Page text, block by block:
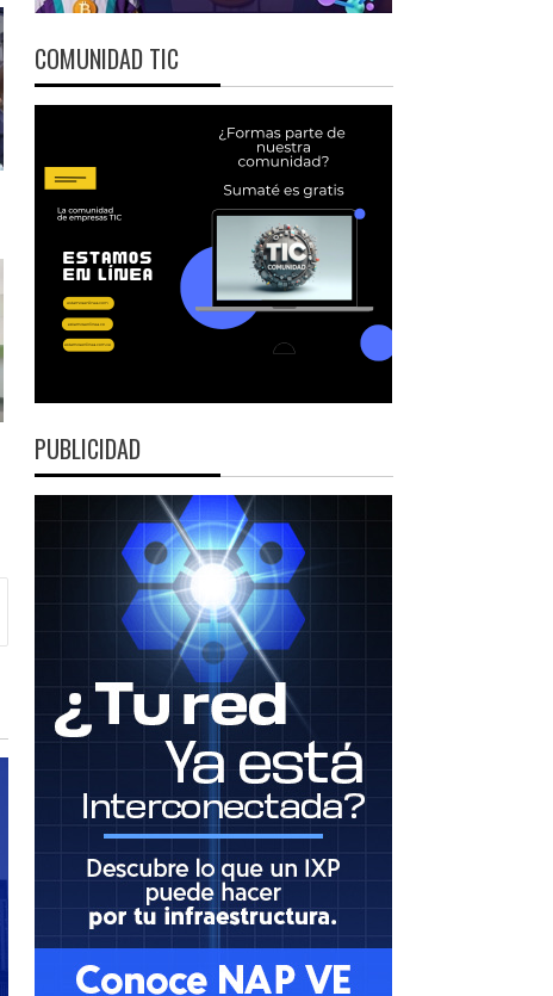
COMUNIDAD TIC
PUBLICIDAD